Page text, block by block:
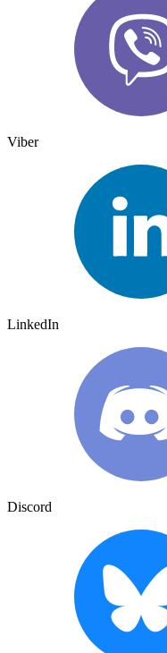
Viber
LinkedIn
Discord